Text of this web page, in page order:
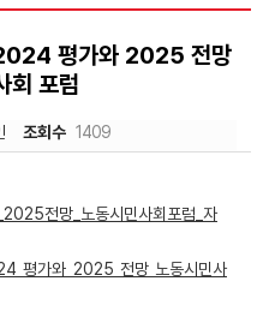
평가와 2025 전망
회 포럼
조회수 1409
전망_노동시민사회포럼_자
평가와 2025 전망 노동시민사
치북5